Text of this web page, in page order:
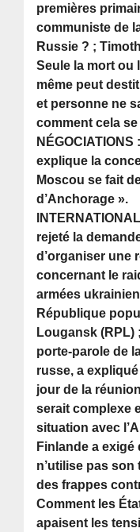
premières
communiste de
Russie ? ;
Seule la mort ou
même peut
et personne ne
comment cela
explique la
Moscou se fait
d’Anchorage ».
rejeté la
d’organiser une
concernant le
armées
République
Lougansk (RPL)
porte-parole de
russe, a
jour de la
serait complexe
situation avec
Finlande a exigé
n’utilise pas
des frappes
Comment les
apaisent les